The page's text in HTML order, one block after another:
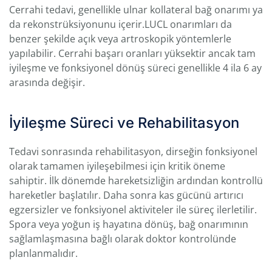
Cerrahi tedavi, genellikle ulnar kollateral bağ onarımı ya
da rekonstrüksiyonunu içerir.LUCL onarımları da
benzer şekilde açık veya artroskopik yöntemlerle
yapılabilir. Cerrahi başarı oranları yüksektir ancak tam
iyileşme ve fonksiyonel dönüş süreci genellikle 4 ila 6 ay
arasında değişir.
İyileşme Süreci ve Rehabilitasyon
Tedavi sonrasında rehabilitasyon, dirseğin fonksiyonel
olarak tamamen iyileşebilmesi için kritik öneme
sahiptir. İlk dönemde hareketsizliğin ardından kontrollü
hareketler başlatılır. Daha sonra kas gücünü artırıcı
egzersizler ve fonksiyonel aktiviteler ile süreç ilerletilir.
Spora veya yoğun iş hayatına dönüş, bağ onarımının
sağlamlaşmasına bağlı olarak doktor kontrolünde
planlanmalıdır.